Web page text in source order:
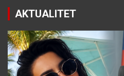
AKTUALITET